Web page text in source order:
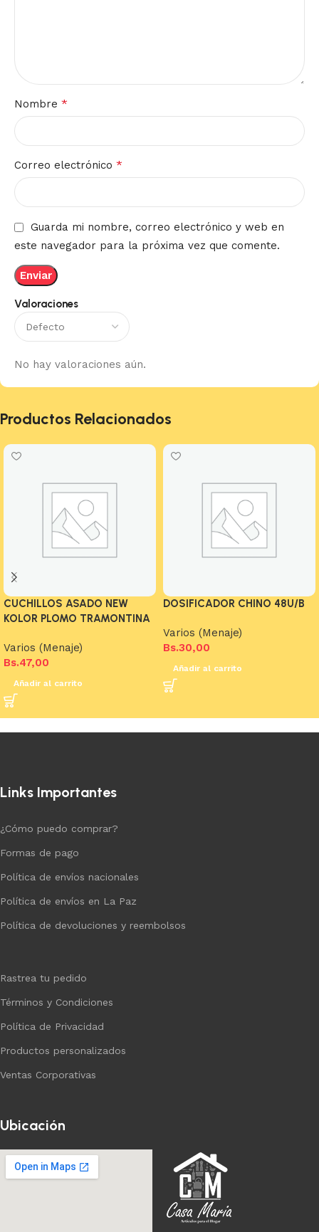
Valoraciones
No hay valoraciones aún.
Nombre *
Correo electrónico *
Guarda mi nombre, correo electrónico y web en
este navegador para la próxima vez que comente.
Productos Relacionados
CUCHILLOS ASADO NEW
KOLOR PLOMO TRAMONTINA
Varios (Menaje)
Bs.47,00
Añadir al carrito
DOSIFICADOR CHINO 48U/B
Varios (Menaje)
Bs.30,00
Añadir al carrito
Links Importantes
¿Cómo puedo comprar?
Formas de pago
Política de envíos nacionales
Política de envíos en La Paz
Política de devoluciones y reembolsos
Rastrea tu pedido
Términos y Condiciones
Política de Privacidad
Productos personalizados
Ventas Corporativas
Ubicación